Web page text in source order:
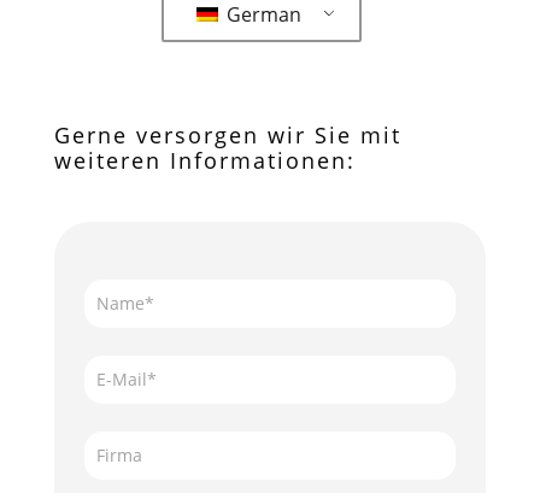
German
Gerne versorgen wir Sie mit
weiteren Informationen:
Reporting
mit